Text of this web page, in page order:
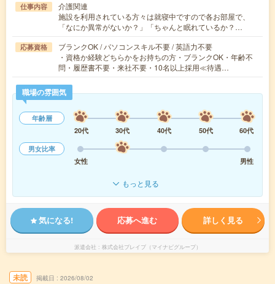
仕事内容
介護関連
施設を利用されている方々は就寝中ですので各お部屋で、
「なにか異常がないか？」「ちゃんと眠れているか？…
応募資格
ブランクOK / パソコンスキル不要 / 英語力不要
・資格か経験どちらかをお持ちの方・ブランクOK・年齢不
問・履歴書不要・来社不要・10名以上採用≪待遇…
職場の雰囲気
年齢層
20代
30代 40代 50代
60代
男女比率
女性
男性
もっと見る
気になる! 応募へ進む 詳しく見る
派遣会社 株式会社ブレイブ（マイナビグループ）
未読 掲載日 2026/08/02